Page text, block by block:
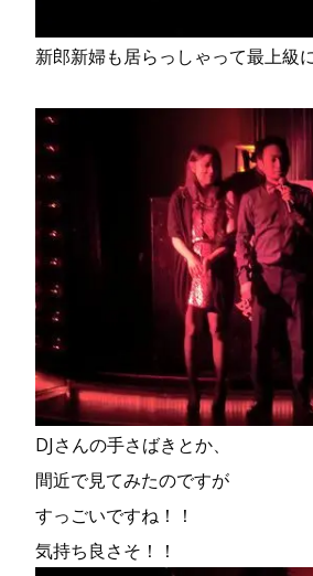
新郎新婦も居らっしゃって最上級
DJさんの手さばきとか、
間近で見てみたのですが
すっごいですね！！
気持ち良さそ！！